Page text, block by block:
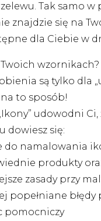
Tak samo w
znajdzie się na
dla Ciebie w
wzornikach?
są tylko dla
to sposób!
udowodni
dowiesz się:
do namalowania
produkty
zasady przy
popełniane
pomocniczy